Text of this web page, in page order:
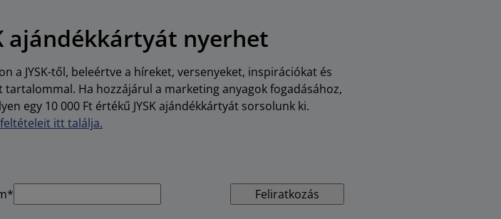
ajándékkártyát nyerhet
a JYSK-től, beleértve a híreket, versenyeket, inspirációkat és
Ha hozzájárul a marketing anyagok fogadásához,
egy 10 000 Ft értékű JYSK ajándékkártyát sorsolunk ki.
itt találja.
Feliratkozás